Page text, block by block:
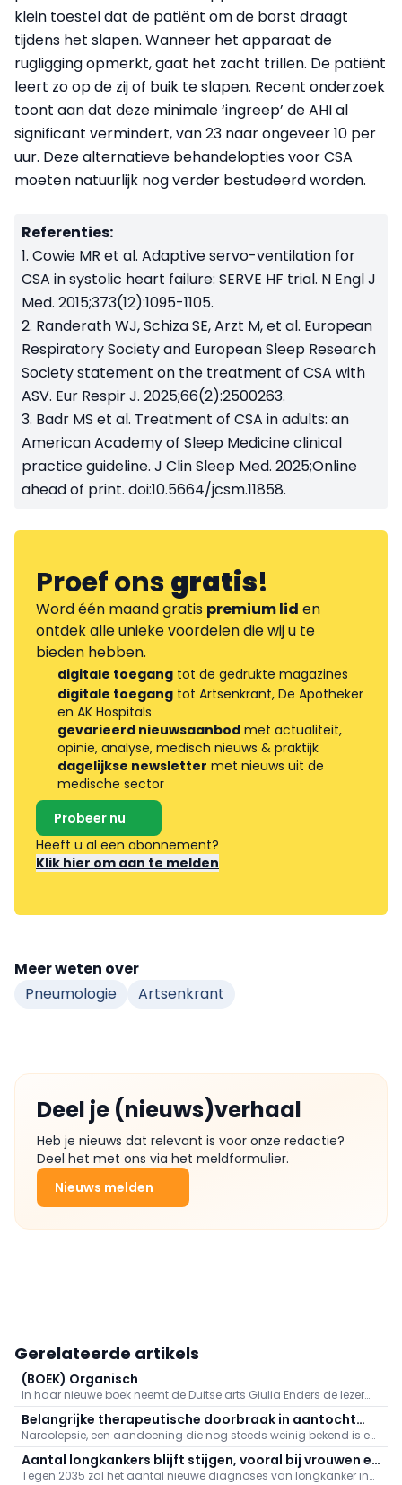
klein toestel dat de patiënt om de borst draagt
tijdens het slapen. Wanneer het apparaat de
rugligging opmerkt, gaat het zacht trillen. De patiënt
leert zo op de zij of buik te slapen. Recent onderzoek
toont aan dat deze minimale ‘ingreep’ de AHI al
significant vermindert, van 23 naar ongeveer 10 per
uur. Deze alternatieve behandelopties voor CSA
moeten natuurlijk nog verder bestudeerd worden.
Referenties:
1. Cowie MR et al. Adaptive servo-ventilation for
CSA in systolic heart failure: SERVE HF trial. N Engl J
Med. 2015;373(12):1095-1105.
2. Randerath WJ, Schiza SE, Arzt M, et al. European
Respiratory Society and European Sleep Research
Society statement on the treatment of CSA with
ASV. Eur Respir J. 2025;66(2):2500263.
3. Badr MS et al. Treatment of CSA in adults: an
American Academy of Sleep Medicine clinical
practice guideline. J Clin Sleep Med. 2025;Online
ahead of print. doi:10.5664/jcsm.11858.
Proef onsgratis!
Word één maand gratis premium lid en
ontdek alle unieke voordelen die wij u te
bieden hebben.
digitale toegang tot de gedrukte magazines
digitale toegang tot Artsenkrant, De Apotheker
en AK Hospitals
gevarieerd nieuwsaanbod met actualiteit,
opinie, analyse, medisch nieuws & praktijk
dagelijkse newsletter met nieuws uit de
medische sector
Probeer nu
Heeft u al een abonnement?
Klik hier om aan te melden
Meer weten over
Pneumologie
Artsenkrant
Deel je (nieuws)verhaal
Heb je nieuws dat relevant is voor onze redactie?
Deel het met ons via het meldformulier.
Nieuws melden
Gerelateerde artikels
(BOEK) Organisch
In haar nieuwe boek neemt de Duitse arts Giulia Enders de lezer
mee op een fascinerende reis doorheen het lichaam. Longen,
spieren, hersenen, huid en het immuunsysteem worden op een
originele manier voorgesteld.
Belangrijke therapeutische doorbraak in aantocht
voor narcolepsie
Narcolepsie, een aandoening die nog steeds weinig bekend is en
vaak pas laat wordt gediagnosticeerd, heeft een ingrijpende
invloed op het dagelijks leven van patiënten.
Aantal longkankers blijft stijgen, vooral bij vrouwen en
niet-rokers
Tegen 2035 zal het aantal nieuwe diagnoses van longkanker in